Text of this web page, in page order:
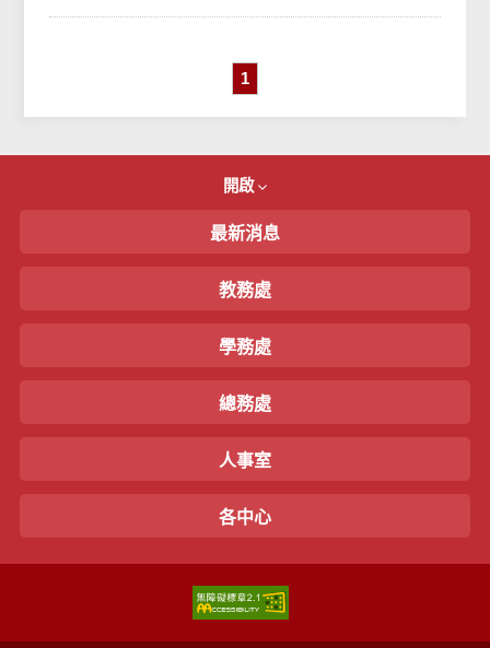
1
開啟
最新消息
教務處
學務處
總務處
人事室
各中心